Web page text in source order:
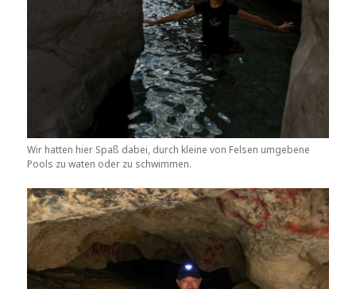
Wir hatten hier Spaß dabei, durch kleine von Felsen umgebene
Pools zu waten oder zu schwimmen.